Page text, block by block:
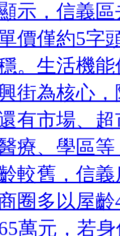
示，信義
價僅約5字
。生活機
街為核心
有市場、
療、學區
較舊，信
圈多以屋
萬元，若